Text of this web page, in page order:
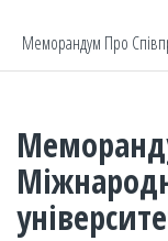
Меморандум Про